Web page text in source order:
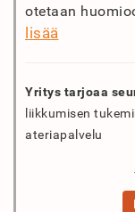
otetaan
lisää
Yritys tarjoaa
liikkumisen
ateriapalvelu